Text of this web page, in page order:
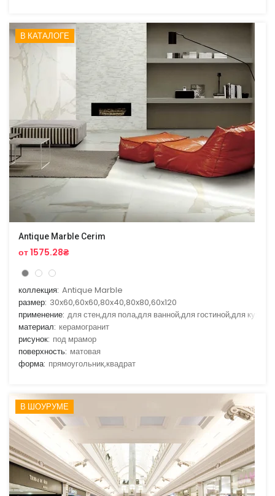
В КАТАЛОГЕ
Antique Marble Cerim
от 1575.28₴
коллекция: Antique Marble
размер: 30x60,60x60,80x40,80x80,60x120
применение: для стен,для пола,для ванной,для гостиной,для кухни
материал: керамогранит
рисунок: под мрамор
поверхность: матовая
форма: прямоугольник,квадрат
В ШОУРУМЕ